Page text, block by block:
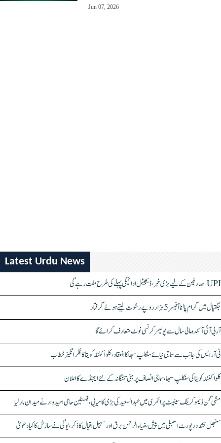
Jun 07, 2026
Latest Urdu News
UPI صارفین کے لیے بڑی خبر، ڈیجیٹل ادائیگی پہلے کی طرح مفت رہے گی
جگتیال میں گرام پالنا آفیسر 5 ہزار روپے رشوت لیتے ہوئے گرفتار
آر بی آئی آئندہ مالی سال سے پولیمر کرنسی نوٹ متعارف کرائے گا
ٹی آر ایس کی جانب سے سماجی نیائے سنکلپ سبھا کا انعقاد، کلواکنٹلہ کویتا کا فکر انگیز خطاب
کلواکنٹلہ کویتا کی سنکلپ سبھا، سماجی انصاف پر مبنی تلنگانہ کے نئے ایجنڈے کا اعلان
مشی گن ڈیموکریٹک سینیٹ پرائمری میں عبدالسعید کی بڑی کامیابی، فلسطین حامی امیدوار نے میدان مار لیا
سنبھل تشدد رپورٹ اسمبلی میں پیش، ضیاء الرحمٰن برق اور سہیل اقبال کا ذکر، یوگی نے سازش کا کیا دعویٰ